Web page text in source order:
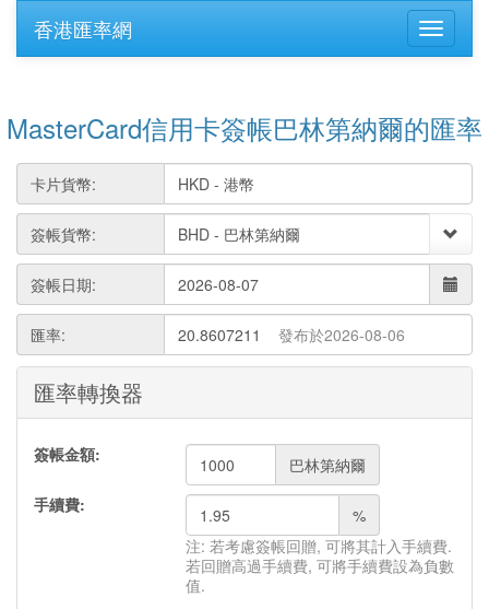
香港匯率網
MasterCard信用卡簽帳巴林第納爾的匯率
卡片貨幣:
簽帳貨幣:
簽帳日期:
匯率: 20.8607211 發布於2026-08-06
匯率轉換器
簽帳金額:
巴林第納爾
手續費:
%
注: 若考慮簽帳回贈, 可將其計入手續費.
若回贈高過手續費, 可將手續費設為負數
值.